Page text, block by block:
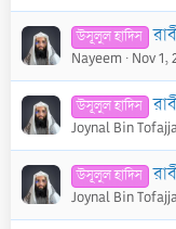
উসূলুল হাদিস
Nayeem Nov 1,
উসূলুল হাদিস
Joynal Bin
উসূলুল হাদিস
Joynal Bin